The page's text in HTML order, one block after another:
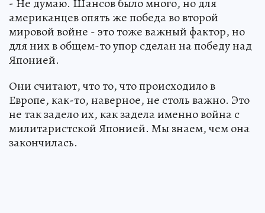
американцев опять же победа во второй
мировой войне - это тоже важный фактор, но
для них в общем-то упор сделан на победу над
Японией.
Они считают, что то, что происходило в
Европе, как-то, наверное, не столь важно. Это
не так задело их, как задела именно война с
милитаристской Японией. Мы знаем, чем она
закончилась.